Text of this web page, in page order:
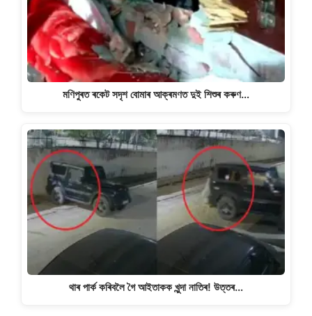
মণিপুৰত ৰকেট সদৃশ বোমাৰ আক্ৰমণত দুই শিশুৰ কৰুণ…
থাৰ পাৰ্ক কৰিবলৈ গৈ আইতাকক খুন্দা নাতিৰ! উত্তৰ…